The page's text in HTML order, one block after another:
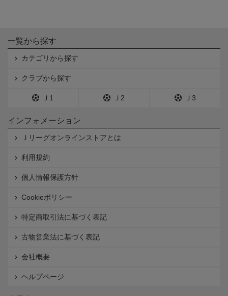
一覧から探す
カテゴリから探す
クラブから探す
Ｊ1 Ｊ2 Ｊ3
インフォメーション
Ｊリーグオンラインストアとは
利用規約
個人情報保護方針
Cookieポリシー
特定商取引法に基づく表記
古物営業法に基づく表記
会社概要
ヘルプページ